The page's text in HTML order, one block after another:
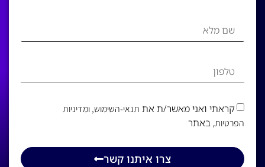
קראתי ואני מאשר/ת את תנאי-השימוש, ומדיניות
הפרטיות, באתר
צרו איתנו קשר